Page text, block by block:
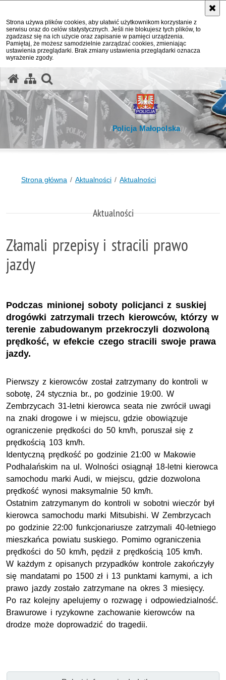
Strona używa plików cookies, aby ułatwić użytkownikom korzystanie z
serwisu oraz do celów statystycznych. Jeśli nie blokujesz tych plików, to
zgadzasz się na ich użycie oraz zapisanie w pamięci urządzenia.
Pamiętaj, że możesz samodzielnie zarządzać cookies, zmieniając
ustawienia przeglądarki. Brak zmiany ustawienia przeglądarki oznacza
wyrażenie zgody.
Policja Małopolska
Strona główna Aktualności Aktualności
Aktualności
Złamali przepisy i stracili prawo
jazdy
Podczas minionej soboty policjanci z suskiej
drogówki zatrzymali trzech kierowców, którzy w
terenie zabudowanym przekroczyli dozwoloną
prędkość, w efekcie czego stracili swoje prawa
jazdy.
Pierwszy z kierowców został zatrzymany do kontroli w
sobotę, 24 stycznia br., po godzinie 19:00. W
Zembrzycach 31-letni kierowca seata nie zwrócił uwagi
na znaki drogowe i w miejscu, gdzie obowiązuje
ograniczenie prędkości do 50 km/h, poruszał się z
prędkością 103 km/h.
Identyczną prędkość po godzinie 21:00 w Makowie
Podhalańskim na ul. Wolności osiągnął 18-letni kierowca
samochodu marki Audi, w miejscu, gdzie dozwolona
prędkość wynosi maksymalnie 50 km/h.
Ostatnim zatrzymanym do kontroli w sobotni wieczór był
kierowca samochodu marki Mitsubishi. W Zembrzycach
po godzinie 22:00 funkcjonariusze zatrzymali 40-letniego
mieszkańca powiatu suskiego. Pomimo ograniczenia
prędkości do 50 km/h, pędził z prędkością 105 km/h.
W każdym z opisanych przypadków kontrole zakończyły
się mandatami po 1500 zł i 13 punktami karnymi, a ich
prawo jazdy zostało zatrzymane na okres 3 miesięcy.
Po raz kolejny apelujemy o rozwagę i odpowiedzialność.
Brawurowe i ryzykowne zachowanie kierowców na
drodze może doprowadzić do tragedii.